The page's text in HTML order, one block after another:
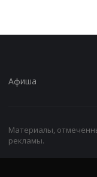
Афиша
Материалы,
рекламы.